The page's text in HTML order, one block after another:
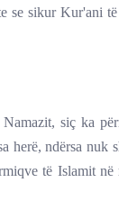
se sikur Kur'ani
siç ka
herë, ndërsa
të Islamit